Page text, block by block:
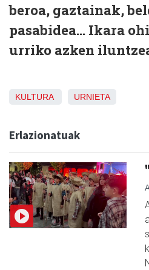
beroa, gaztainak,
pasabidea... Ikara
urriko azken
KULTURA URNIETA
Erlazionatuak